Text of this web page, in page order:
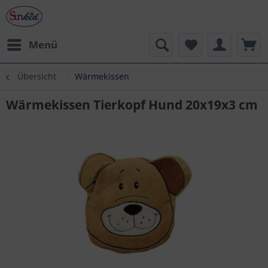
Menü
Übersicht Wärmekissen
Wärmekissen Tierkopf Hund 20x19x3 cm